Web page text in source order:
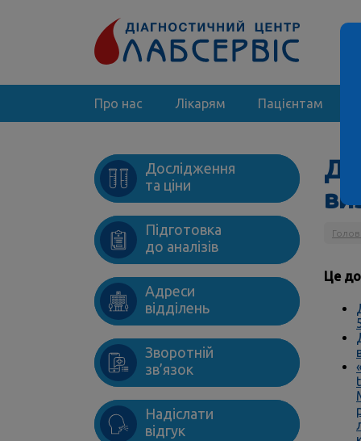
Про нас Лікарям Пацієнтам
Дослідження
та ціни
Підготовка
до аналізів
Адреси
відділень
Зворотній
зв’язок
Надіслати
відгук
Це